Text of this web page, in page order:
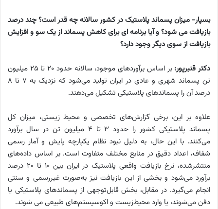
بسپار- میزان پسماند پلاستیک در کشور سالانه چه قدر است؟ چند درصد
بازیافت می شود؟ و آیا برنامه ای برای کاهش پسماند از یک سو و افزایش
بازیافت از سوی دیگر وجود دارد؟
دکتر قنبرپور:
بر اساس برآوردهای موجود، سالانه حدود ۲۰ تا ۲۵ میلیون
تن پسماند شهری و عادی در ایران تولید می‌شود که نزدیک به ۷ تا ۸
درصد آن را پسماندهای پلاستیکی تشکیل می‌دهند.
علاوه بر این، برخی گزارش‌های تخصصی و محیط ‌زیستی، میزان کل
پسماند پلاستیکی کشور را حدود ۳ تا ۴ میلیون تن در سال برآورد
می‌کنند. با این حال، به دلیل نبود نظام یکپارچه پایش و آمار رسمی
شفاف، اعداد دقیق در منابع مختلف متفاوت است. بر اساس داده‌های
منتشرشده، نرخ بازیافت واقعی پلاستیک در ایران بین ۱۰ تا ۲۰ درصد
برآورد می‌شود و بخشی از این بازیافت نیز به‌صورت غیررسمی و سنتی
انجام می‌گیرد. در مقابل، بخش قابل‌توجهی از پسماندهای پلاستیکی یا
دفن می‌شوند، یا وارد محیط‌زیست و اکوسیستم‌های طبیعی می شوند.